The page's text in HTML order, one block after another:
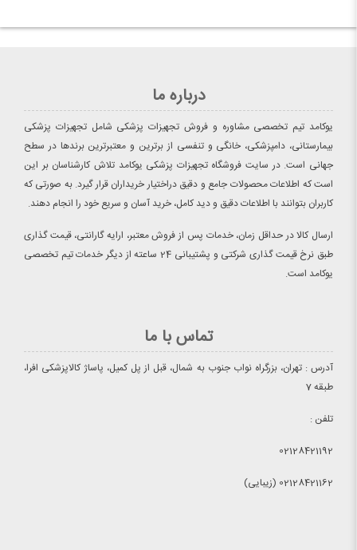
درباره ما
یوکامد تیم تخصصی مشاوره و فروش تجهیزات پزشکی شامل تجهیزات پزشکی
بیمارستانی، دامپزشکی، خانگی و تنفسی از برترین و معتبرترین برندها در سطح
جهانی است. در سایت فروشگاه تجهیزات پزشکی یوکامد تلاش کارشناسان بر این
است که اطلاعات محصولات جامع و دقیق دراختیار خریداران قرار گیرد. به صورتی که
کاربران بتوانند با اطلاعات دقیق و دید کامل، خرید آسان و سریع خود را انجام دهند.
ارسال کالا در حداقل زمان، خدمات پس از فروش معتبر، ارایه گارانتی، قیمت گذاری
طبق نرخ قیمت گذاری شرکتی و پشتیبانی 24 ساعته از دیگر خدمات تیم تخصصی
یوکامد است.
تماس با ما
آدرس : تهران، بزرگراه نواب جنوب به شمال، قبل از پل کمیل، پاساژ کالاپزشکی افرا،
طبقه 7
تلفن :
02128421192
02128421162 (زیبایی)